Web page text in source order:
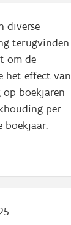
diverse
terugvinden
om de
het effect van
op boekjaren
per
boekjaar.